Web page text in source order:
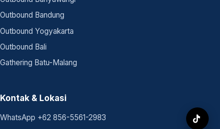
Outbound Bandung
Outbound Yogyakarta
Outbound Bali
Gathering Batu-Malang
Kontak & Lokasi
WhatsApp +62 856-5561-2983